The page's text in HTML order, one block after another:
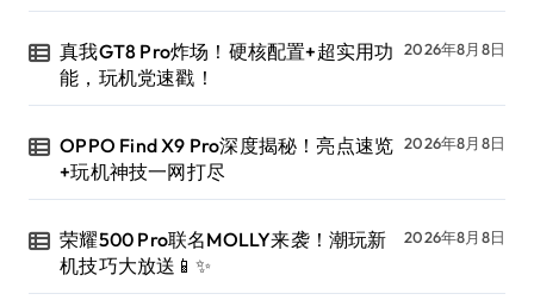
真我GT8 Pro炸场！硬核配置+超实用功
能，玩机党速戳！
2026年8月8日
OPPO Find X9 Pro深度揭秘！亮点速览
+玩机神技一网打尽
2026年8月8日
荣耀500 Pro联名MOLLY来袭！潮玩新
机技巧大放送📱✨
2026年8月8日